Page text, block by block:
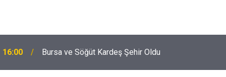
16:00 Bursa ve Söğüt Kardeş Şehir Oldu